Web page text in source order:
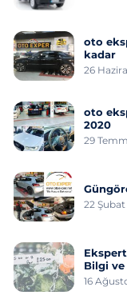
oto
kadar
26
oto
2020
29
22 Şubat
Bilgi
Emlak
16